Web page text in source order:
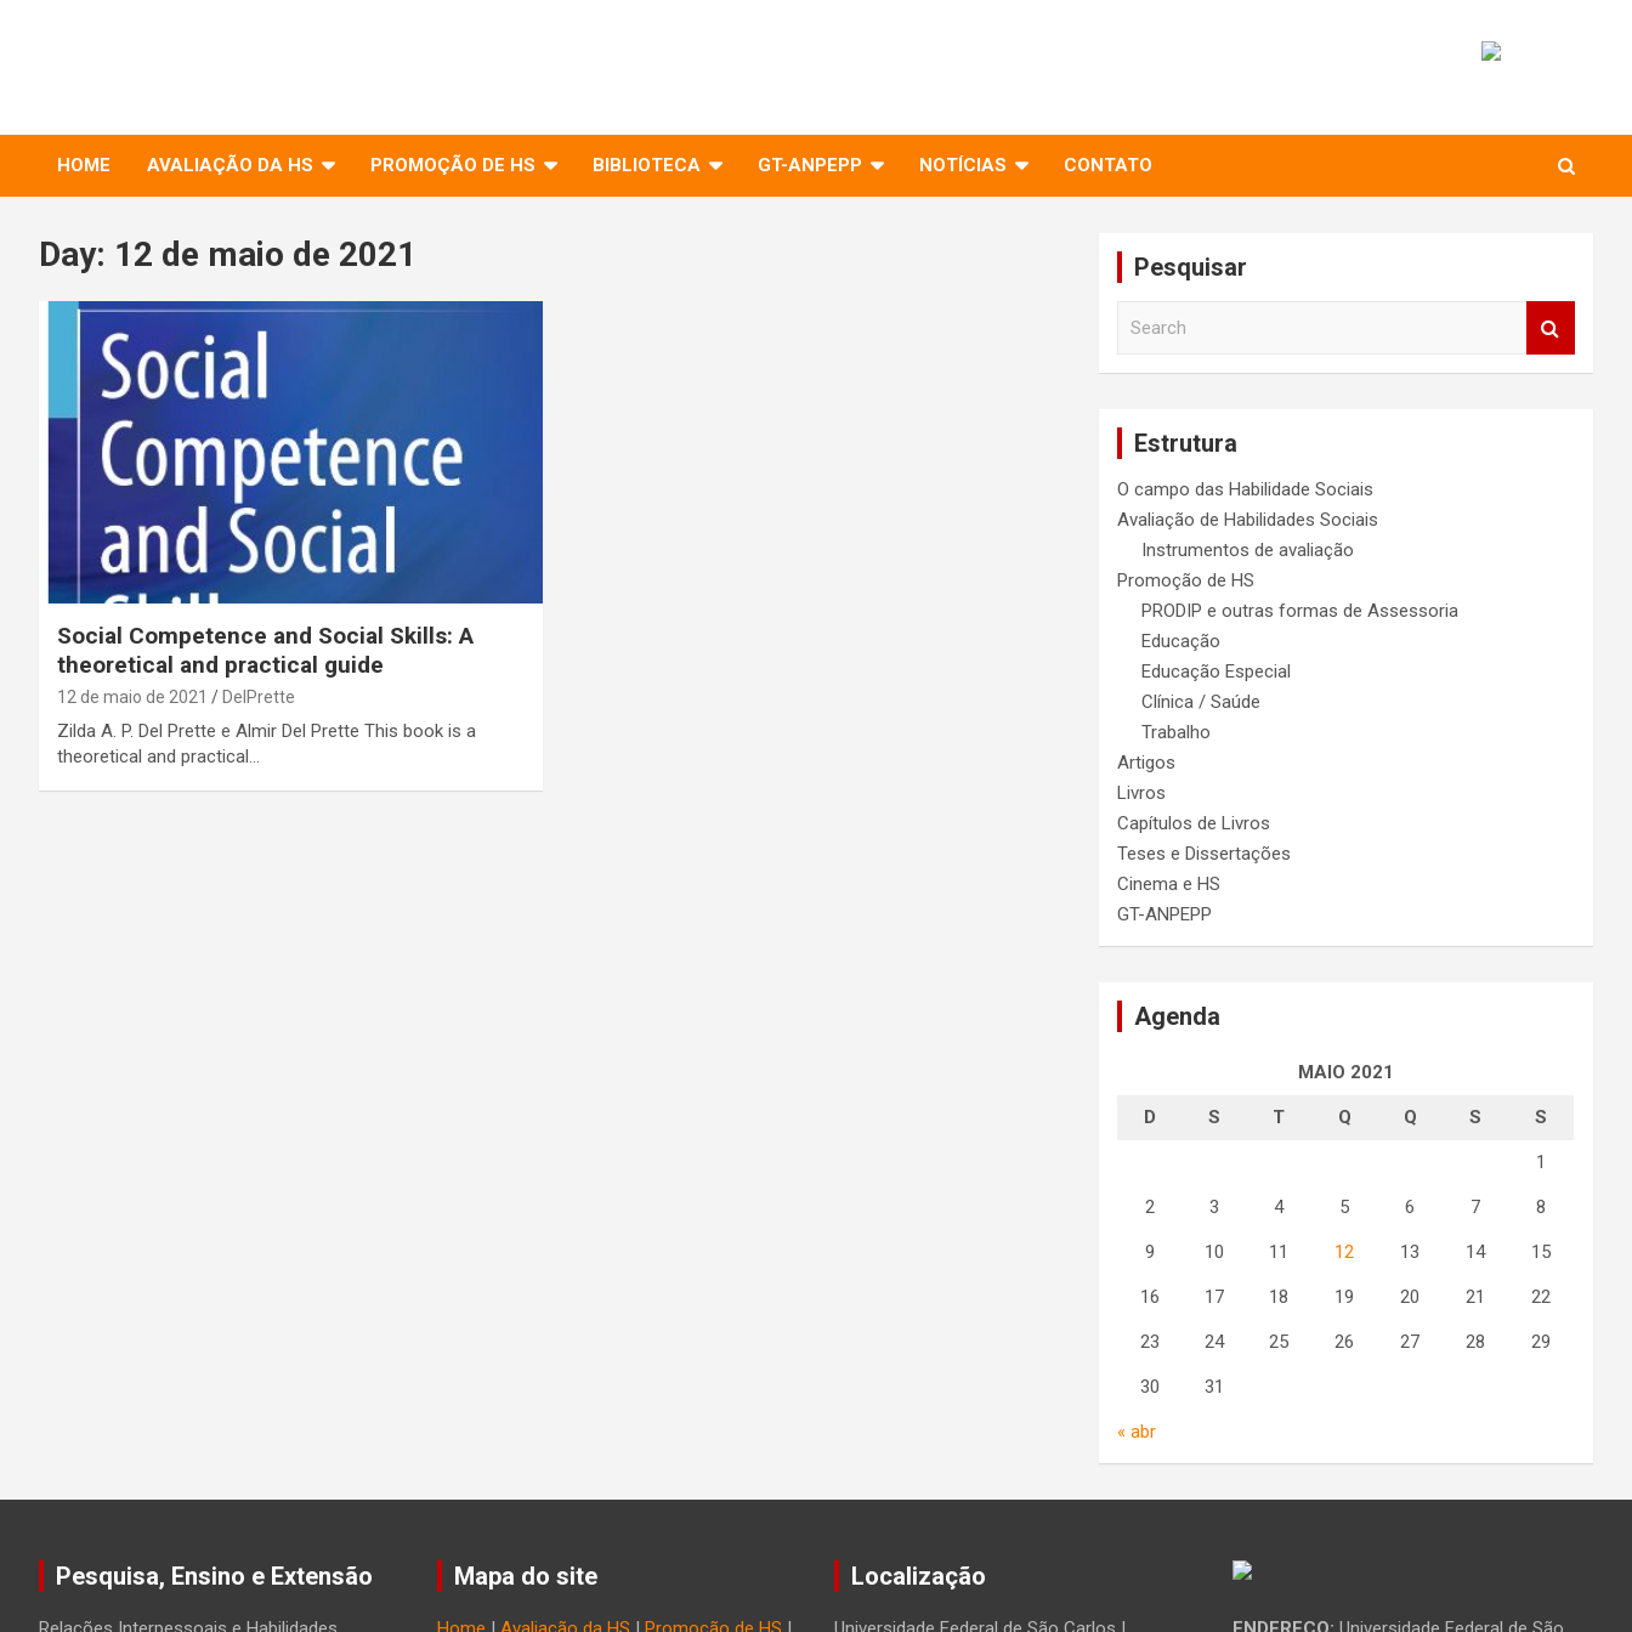
HOME AVALIAÇÃO DA HS PROMOÇÃO DE HS BIBLIOTECA GT-ANPEPP NOTÍCIAS CONTATO
Day: 12 de maio de 2021
Social Competence and Social Skills: A
theoretical and practical guide
12 de maio de 2021 DelPrette
Zilda A. P. Del Prette e Almir Del Prette This book is a
theoretical and practical…
Pesquisar
Estrutura
O campo das Habilidade Sociais
Avaliação de Habilidades Sociais
Instrumentos de avaliação
Promoção de HS
PRODIP e outras formas de Assessoria
Educação
Educação Especial
Clínica / Saúde
Trabalho
Artigos
Livros
Capítulos de Livros
Teses e Dissertações
Cinema e HS
GT-ANPEPP
Agenda
MAIO 2021
D S T Q Q S S
1
2 3 4 5 6 7 8
9 10 11 12 13 14 15
16 17 18 19 20 21 22
23 24 25 26 27 28 29
30 31
« abr
Pesquisa, Ensino e Extensão Mapa do site Localização